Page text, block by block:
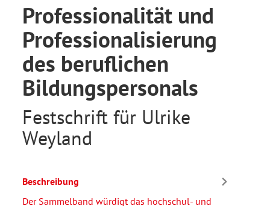
Professionalität und
Professionalisierung
des beruflichen
Bildungspersonals
Festschrift für Ulrike
Weyland
Beschreibung
Der Sammelband würdigt das hochschul- und